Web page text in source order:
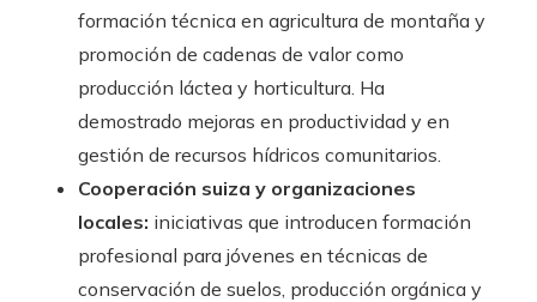
formación técnica en agricultura de montaña y
promoción de cadenas de valor como
producción láctea y horticultura. Ha
demostrado mejoras en productividad y en
gestión de recursos hídricos comunitarios.
Cooperación suiza y organizaciones
locales: iniciativas que introducen formación
profesional para jóvenes en técnicas de
conservación de suelos, producción orgánica y